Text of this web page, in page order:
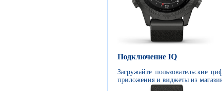
Подключение IQ
Загружайте пользовательские
приложения и виджеты из